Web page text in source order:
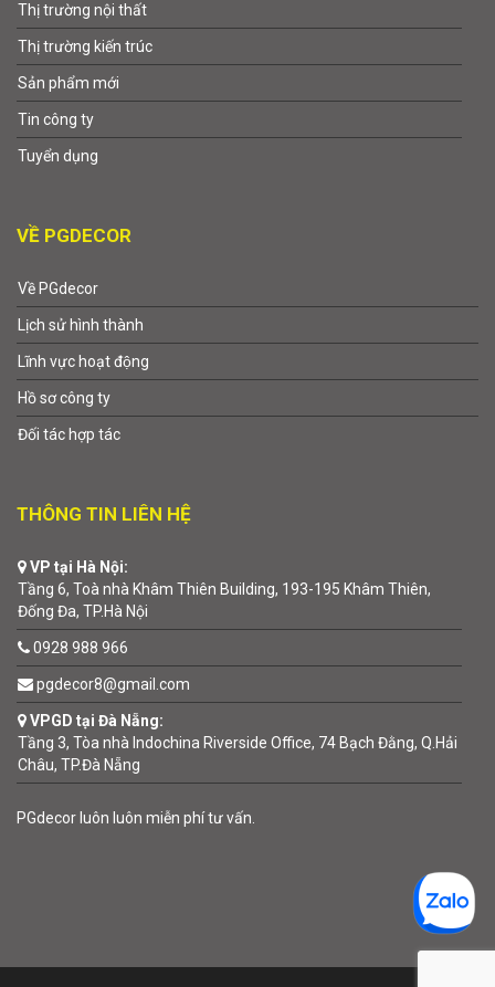
Thị trường nội thất
Thị trường kiến trúc
Sản phẩm mới
Tin công ty
Tuyển dụng
VỀ PGDECOR
Về PGdecor
Lịch sử hình thành
Lĩnh vực hoạt động
Hồ sơ công ty
Đối tác hợp tác
THÔNG TIN LIÊN HỆ
VP tại Hà Nội:
Tầng 6, Toà nhà Khâm Thiên Building, 193-195 Khâm Thiên,
Đống Đa, TP.Hà Nội
0928 988 966
pgdecor8@gmail.com
VPGD tại Đà Nẵng:
Tầng 3, Tòa nhà Indochina Riverside Office, 74 Bạch Đằng, Q.Hải
Châu, TP.Đà Nẵng
PGdecor luôn luôn miễn phí tư vấn.